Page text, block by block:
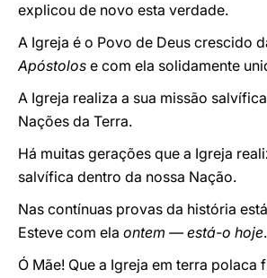
explicou de novo esta verdade.
A Igreja é o Povo de Deus crescido
Apóstolos e com ela solidamente
A Igreja realiza a sua missão
Nações da Terra.
Há muitas gerações que a Igreja
salvífica dentro da nossa Nação.
Nas contínuas provas da história
Esteve com ela ontem — está-o hoje.
Ó Mãe! Que a Igreja em terra polaca